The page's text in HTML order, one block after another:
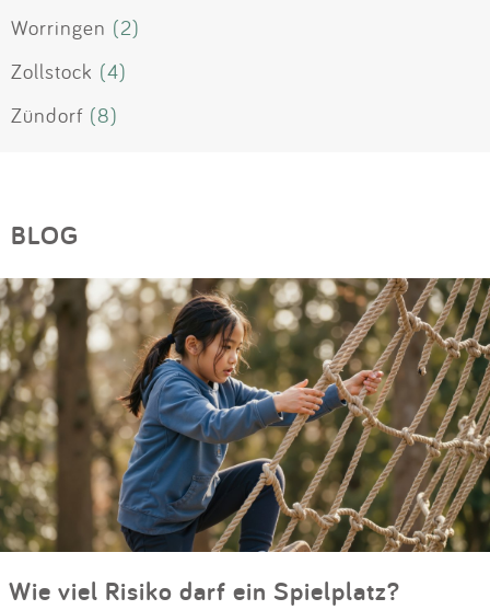
Worringen (2)
Zollstock (4)
Zündorf (8)
BLOG
Wie viel Risiko darf ein Spielplatz?